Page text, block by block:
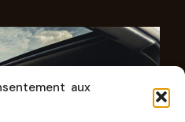
aux